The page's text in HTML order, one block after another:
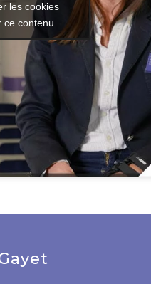
les cookies
ce contenu